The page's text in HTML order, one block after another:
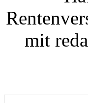
mit